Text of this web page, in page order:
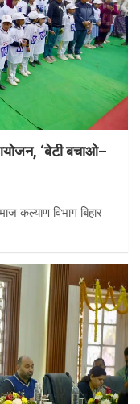
‘बेटी बचाओ–
कल्याण विभाग बिहार